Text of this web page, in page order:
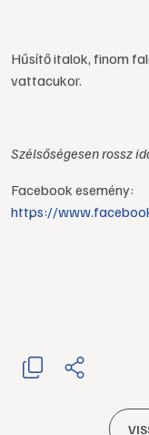
Hűsítő italok, finom
vattacukor.
Szélsőségesen rossz
Facebook esemény:
https://